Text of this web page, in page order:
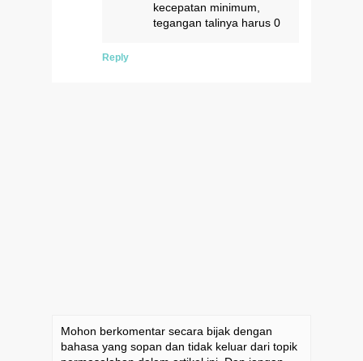
kecepatan minimum,
tegangan talinya harus 0
Reply
Mohon berkomentar secara bijak dengan
bahasa yang sopan dan tidak keluar dari topik